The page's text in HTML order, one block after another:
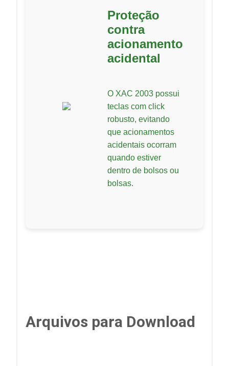
Proteção
contra
acionamento
acidental
O XAC 2003 possui
teclas com click
robusto, evitando
que acionamentos
acidentais ocorram
quando estiver
dentro de bolsos ou
bolsas.
Arquivos para Download